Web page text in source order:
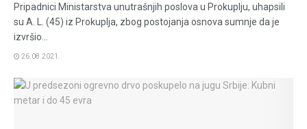
Pripadnici Ministarstva unutrašnjih poslova u Prokuplju, uhapsili
su A. L. (45) iz Prokuplja, zbog postojanja osnova sumnje da je
izvršio...
26.08.2021.